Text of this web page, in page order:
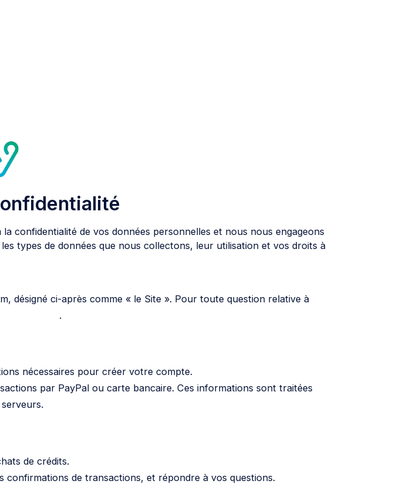
confidentialité de vos données personnelles et nous nous engageons
types de données que nous collectons, leur utilisation et vos droits à
désigné ci-après comme « le Site ». Pour toute question relative à
.
nécessaires pour créer votre compte.
par PayPal ou carte bancaire. Ces informations sont traitées
de crédits.
de transactions, et répondre à vos questions.